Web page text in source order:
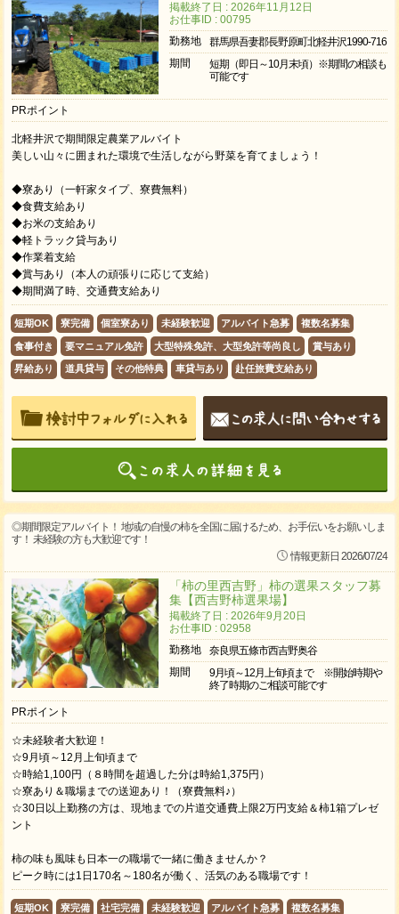
掲載終了日 : 2026年11月12日
お仕事ID : 00795
勤務地
群馬県吾妻郡長野原町北軽井沢1990-716
期間
短期（即日～10月末頃）※期間の相談も
可能です
PRポイント
北軽井沢で期間限定農業アルバイト
美しい山々に囲まれた環境で生活しながら野菜を育てましょう！
◆寮あり（一軒家タイプ、寮費無料）
◆食費支給あり
◆お米の支給あり
◆軽トラック貸与あり
◆作業着支給
◆賞与あり（本人の頑張りに応じて支給）
◆期間満了時、交通費支給あり
短期OK 寮完備 個室寮あり 未経験歓迎 アルバイト急募 複数名募集
食事付き 要マニュアル免許 大型特殊免許、大型免許等尚良し 賞与あり
昇給あり 道具貸与 その他特典 車貸与あり 赴任旅費支給あり
◎期間限定アルバイト！ 地域の自慢の柿を全国に届けるため、お手伝いをお願いしま
す！ 未経験の方も大歓迎です！
情報更新日 2026/07/24
「柿の里西吉野」柿の選果スタッフ募
集【西吉野柿選果場】
掲載終了日 : 2026年9月20日
お仕事ID : 02958
勤務地
奈良県五條市西吉野奥谷
期間
9月頃～12月上旬頃まで ※開始時期や
終了時期のご相談可能です
PRポイント
☆未経験者大歓迎！
☆9月頃～12月上旬頃まで
☆時給1,100円（８時間を超過した分は時給1,375円）
☆寮あり＆職場までの送迎あり！（寮費無料♪）
☆30日以上勤務の方は、現地までの片道交通費上限2万円支給＆柿1箱プレゼ
ント
柿の味も風味も日本一の職場で一緒に働きませんか？
ピーク時には1日170名～180名が働く、活気のある職場です！
短期OK 寮完備 社宅完備 未経験歓迎 アルバイト急募 複数名募集